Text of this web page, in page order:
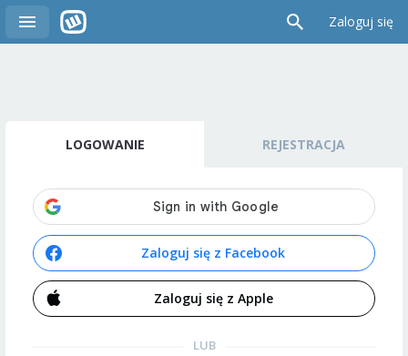
Zaloguj się
LOGOWANIE REJESTRACJA
Zaloguj się z Facebook
Zaloguj się z Apple
LUB